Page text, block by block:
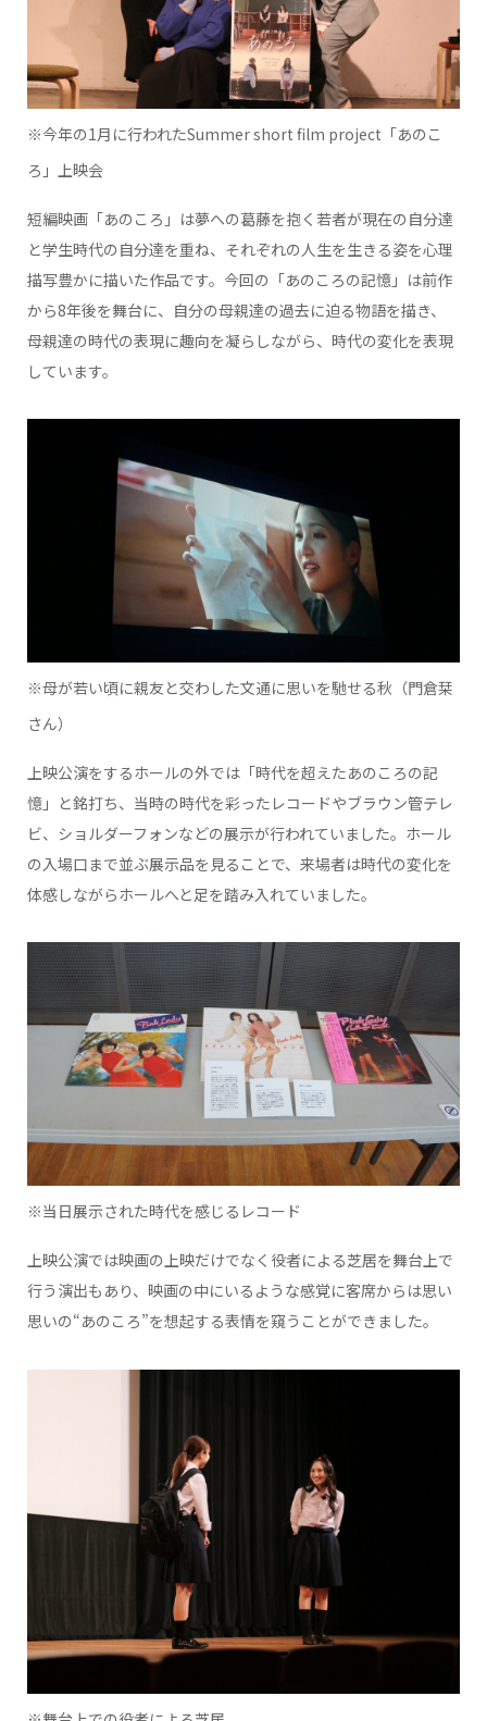
※今年の1月に行われたSummer short film project「あのこ
ろ」上映会
短編映画「あのころ」は夢への葛藤を抱く若者が現在の自分達
と学生時代の自分達を重ね、それぞれの人生を生きる姿を心理
描写豊かに描いた作品です。今回の「あのころの記憶」は前作
から8年後を舞台に、自分の母親達の過去に迫る物語を描き、
母親達の時代の表現に趣向を凝らしながら、時代の変化を表現
しています。
※母が若い頃に親友と交わした文通に思いを馳せる秋（門倉栞
さん）
上映公演をするホールの外では「時代を超えたあのころの記
憶」と銘打ち、当時の時代を彩ったレコードやブラウン管テレ
ビ、ショルダーフォンなどの展示が行われていました。ホール
の入場口まで並ぶ展示品を見ることで、来場者は時代の変化を
体感しながらホールへと足を踏み入れていました。
※当日展示された時代を感じるレコード
上映公演では映画の上映だけでなく役者による芝居を舞台上で
行う演出もあり、映画の中にいるような感覚に客席からは思い
思いの“あのころ”を想起する表情を窺うことができました。